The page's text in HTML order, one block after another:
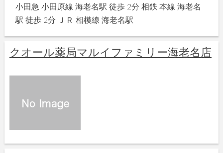
小田急 小田原線 海老名駅 徒歩 2分 相鉄 本線 海老名
駅 徒歩 2分 ＪＲ 相模線 海老名駅
クオール薬局マルイファミリー海老名店